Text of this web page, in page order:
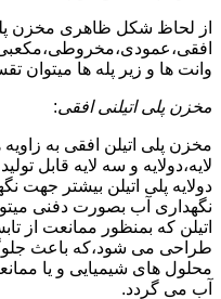
از لحاظ شکل ظاهری مخزن پلی
افقی،عمودی،مخروطی،مکعبی
وانت ها و زیر پله ها میتوان
مخزن پلی اتیلنی افقی:
مخزن پلی اتیلن افقی به
لایه،دولایه و سه لایه قابل
دولایه پلی اتیلن بیشتر جهت
نگهداری آب بصورت دفنی
اتیلن که بمنظور ممانعت از
طراحی می شود،که باعث
محلول های شیمیایی و یا
آب می گردد.